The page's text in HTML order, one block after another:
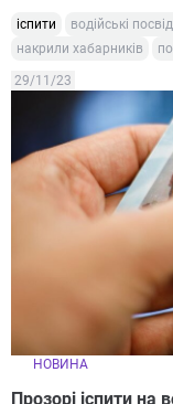
іспити водійські
накрили хабарників
29/11/23
НОВИНА
Прозорі іспити на